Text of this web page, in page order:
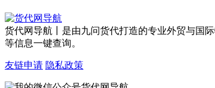
货代网导航丨是由九问货代打造的专业外贸与国
等信息一键查询。
友链申请 隐私政策